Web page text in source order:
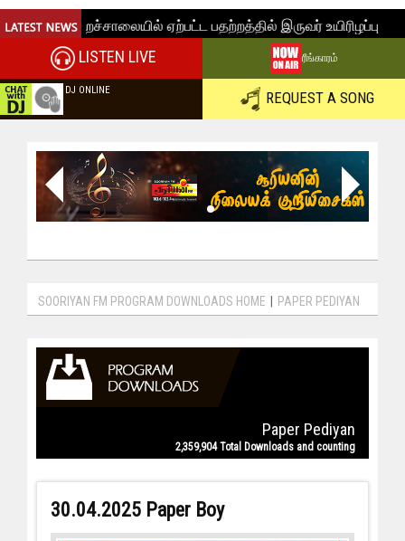
LISTEN LIVE ரீங்காரம்
DJ ONLINE REQUEST A SONG
SOORIYAN FM PROGRAM DOWNLOADS HOME PAPER PEDIYAN
Paper Pediyan
2,359,904 Total Downloads and counting
30.04.2025 Paper Boy